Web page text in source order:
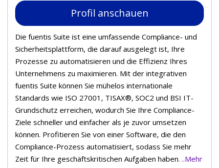
Profil anschauen
Die fuentis Suite ist eine umfassende Compliance- und
Sicherheitsplattform, die darauf ausgelegt ist, Ihre
Prozesse zu automatisieren und die Effizienz Ihres
Unternehmens zu maximieren. Mit der integrativen
fuentis Suite können Sie mühelos internationale
Standards wie ISO 27001, TISAX®, SOC2 und BSI IT-
Grundschutz erreichen, wodurch Sie Ihre Compliance-
Ziele schneller und einfacher als je zuvor umsetzen
können. Profitieren Sie von einer Software, die den
Compliance-Prozess automatisiert, sodass Sie mehr
Zeit für Ihre geschäftskritischen Aufgaben haben. ..Mehr